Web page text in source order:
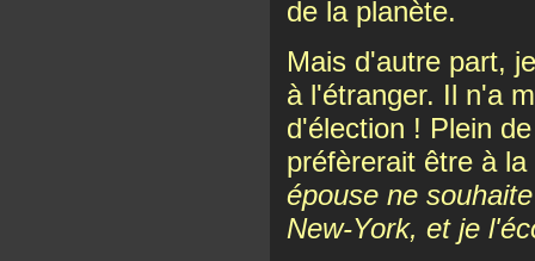
de la planète.
Mais d'autre part,
à l'étranger. Il n'a
d'élection ! Plein
préfèrerait être à
épouse ne
New-York, et je